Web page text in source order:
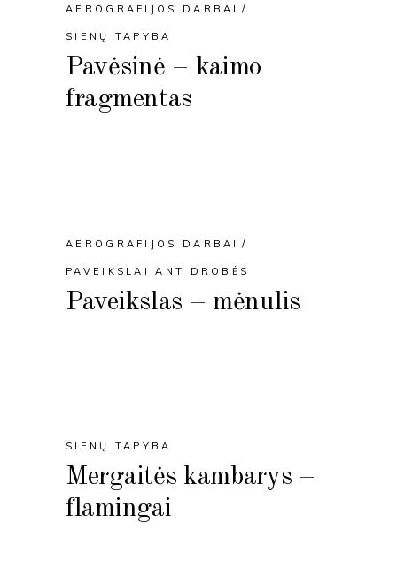
AEROGRAFIJOS DARBAI
SIENŲ TAPYBA
Pavėsinė – kaimo
fragmentas
AEROGRAFIJOS DARBAI
PAVEIKSLAI ANT DROBĖS
Paveikslas – mėnulis
SIENŲ TAPYBA
Mergaitės kambarys –
flamingai